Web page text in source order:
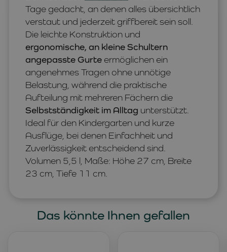
Tage gedacht, an denen alles übersichtlich
verstaut und jederzeit griffbereit sein soll.
Die leichte Konstruktion und
ergonomische, an kleine Schultern
angepasste Gurte ermöglichen ein
angenehmes Tragen ohne unnötige
Belastung, während die praktische
Aufteilung mit mehreren Fächern die
Selbstständigkeit im Alltag unterstützt.
Ideal für den Kindergarten und kurze
Ausflüge, bei denen Einfachheit und
Zuverlässigkeit entscheidend sind.
Volumen 5,5 l, Maße: Höhe 27 cm, Breite
23 cm, Tiefe 11 cm.
Das könnte Ihnen gefallen